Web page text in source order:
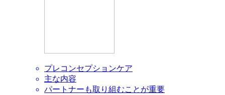
プレコンセプションケア
主な内容
パートナーも取り組むことが重要